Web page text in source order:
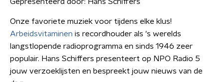
Onze favoriete muziek voor tijdens elke klus!
Arbeidsvitaminen is recordhouder als 's werelds
langstlopende radioprogramma en sinds 1946 zeer
populair. Hans Schiffers presenteert op NPO Radio 5
jouw verzoeklijsten en bespreekt jouw nieuws van de